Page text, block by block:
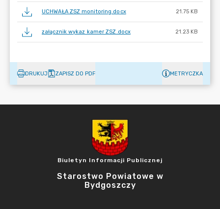
UCHWAŁA ZSZ monitoring.docx 21.75 KB
załącznik wykaz kamer ZSZ.docx 21.23 KB
DRUKUJ ZAPISZ DO PDF METRYCZKA
Biuletyn Informacji Publicznej
Starostwo Powiatowe w
Bydgoszczy